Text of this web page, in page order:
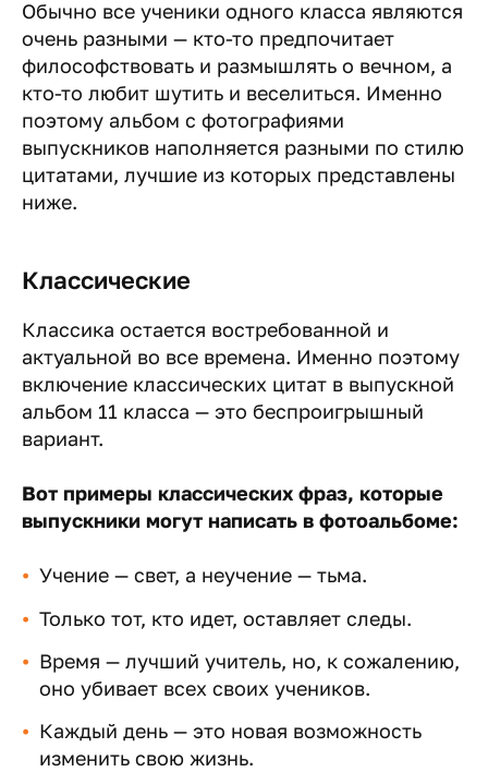
Обычно все ученики одного класса являются
очень разными — кто-то предпочитает
философствовать и размышлять о вечном, а
кто-то любит шутить и веселиться. Именно
поэтому альбом с фотографиями
выпускников наполняется разными по стилю
цитатами, лучшие из которых представлены
ниже.
Классические
Классика остается востребованной и
актуальной во все времена. Именно поэтому
включение классических цитат в выпускной
альбом 11 класса — это беспроигрышный
вариант.
Вот примеры классических фраз, которые
выпускники могут написать в фотоальбоме:
Учение — свет, а неучение — тьма.
Только тот, кто идет, оставляет следы.
Время — лучший учитель, но, к сожалению,
оно убивает всех своих учеников.
Каждый день — это новая возможность
изменить свою жизнь.